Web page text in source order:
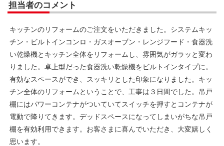
担当者のコメント
キッチンのリフォームのご注文をいただきました。システムキッ
チン・ビルトインコンロ・ガスオーブン・レンジフード・食器洗
い乾燥機とキッチン全体をリフォームし、雰囲気がガラッと変わ
りました。卓上型だった食器洗い乾燥機をビルトインタイプに。
有効なスペースができ、スッキリとした印象になりました。キッ
チン全体のリフォームということで、工事は３日間でした。吊戸
棚にはパワーコンテナがついていてスイッチを押すとコンテナが
電動で降りてきます。デッドスペースになってしまいがちな吊戸
棚を有効利用できます。お客さまに喜んでいただき、大変嬉しく
思います。